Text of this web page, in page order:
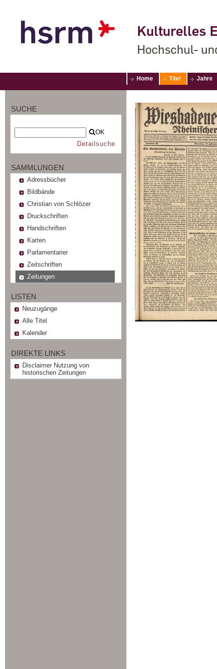
Kulturelles
Hochschul-
Home Titel Jahre
SUCHE
OK
Detailsuche
SAMMLUNGEN
Adressbücher
Bildbände
Christian von Schlözer
Druckschriften
Handschriften
Karten
Parlamentarier
Zeitschriften
Zeitungen
LISTEN
Neuzugänge
Alle Titel
Kalender
DIREKTE LINKS
Disclaimer Nutzung von
historischen Zeitungen